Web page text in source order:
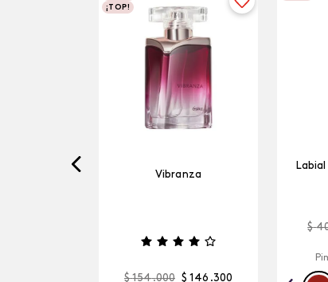
¡TOP!
Vibranza
$ 154.000 $ 146 .300
$